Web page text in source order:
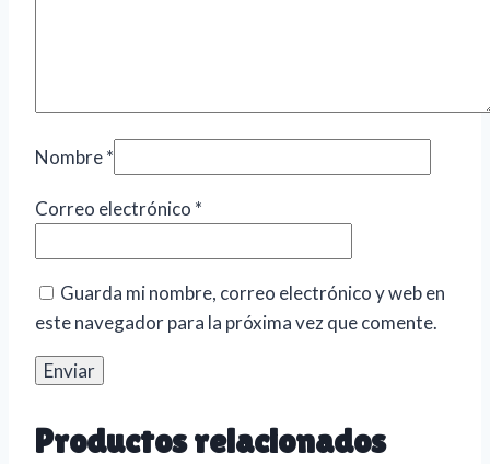
Nombre*
Correo electrónico *
Guarda mi nombre, correo electrónico y web en
este navegador para la próxima vez que comente.
Productos relacionados